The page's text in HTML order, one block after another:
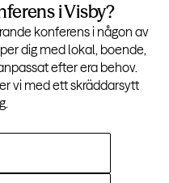
i Visby?
konferens i någon av
dig med lokal, boende,
efter era behov.
vi med ett skräddarsytt